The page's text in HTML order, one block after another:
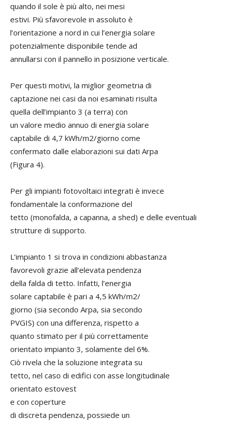
quando il sole è più alto, nei mesi
estivi. Più sfavorevole in assoluto è
l’orientazione a nord in cui l’energia solare
potenzialmente disponibile tende ad
annullarsi con il pannello in posizione verticale.
Per questi motivi, la miglior geometria di
captazione nei casi da noi esaminati risulta
quella dell’impianto 3 (a terra) con
un valore medio annuo di energia solare
captabile di 4,7 kWh/m2/giorno come
confermato dalle elaborazioni sui dati Arpa
(Figura 4).
Per gli impianti fotovoltaici integrati è invece
fondamentale la conformazione del
tetto (monofalda, a capanna, a shed) e delle eventuali
strutture di supporto.
L’impianto 1 si trova in condizioni abbastanza
favorevoli grazie all’elevata pendenza
della falda di tetto. Infatti, l’energia
solare captabile è pari a 4,5 kWh/m2/
giorno (sia secondo Arpa, sia secondo
PVGIS) con una differenza, rispetto a
quanto stimato per il più correttamente
orientato impianto 3, solamente del 6%.
Ciò rivela che la soluzione integrata su
tetto, nel caso di edifici con asse longitudinale
orientato estovest
e con coperture
di discreta pendenza, possiede un